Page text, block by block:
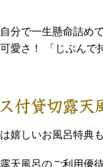
分で一生懸命詰め
愛さ！ 「じぶん
付貸切露天
嬉しいお風呂特典
天風呂のご利用優